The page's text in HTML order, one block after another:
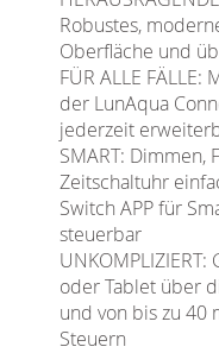
Robustes,
Oberfläche und
FÜR ALLE
der LunAqua
jederzeit
SMART: Dimmen,
Zeitschaltuhr
Switch APP für
steuerbar
oder Tablet über
und von bis zu 40
Steuern